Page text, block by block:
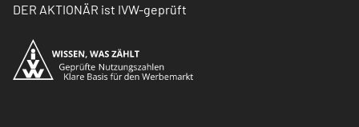
DER AKTIONÄR ist IVW-geprüft